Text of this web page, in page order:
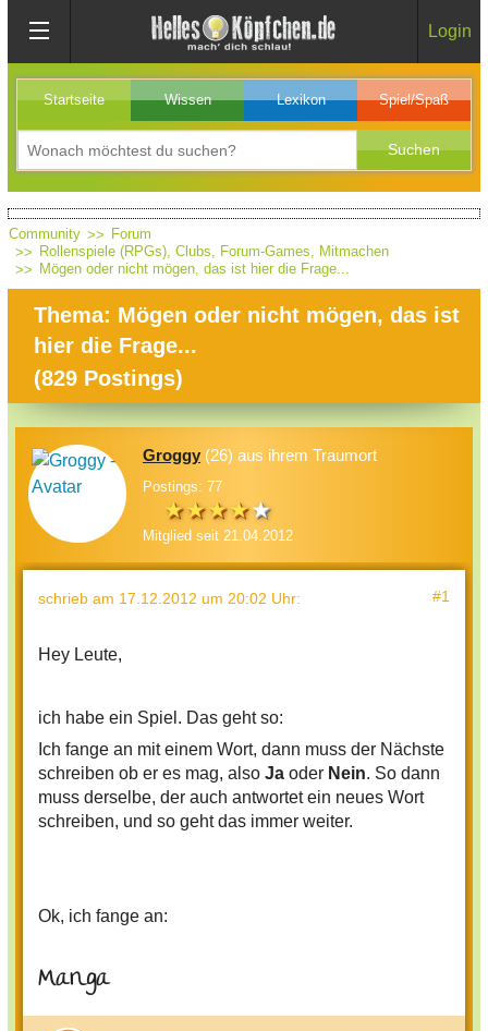
Login
Startseite Wissen Lexikon Spiel/Spaß
Community
Forum
Rollenspiele (RPGs), Clubs, Forum-Games, Mitmachen
Mögen oder nicht mögen, das ist hier die Frage...
Thema: Mögen oder nicht mögen, das ist
hier die Frage...
(829 Postings)
Groggy (26) aus ihrem Traumort
Postings: 77
Mitglied seit 21.04.2012
schrieb am 17.12.2012 um 20:02 Uhr: #1
Hey Leute,
ich habe ein Spiel. Das geht so:
Ich fange an mit einem Wort, dann muss der Nächste
schreiben ob er es mag, also Ja oder Nein. So dann
muss derselbe, der auch antwortet ein neues Wort
schreiben, und so geht das immer weiter.
Ok, ich fange an:
Manga